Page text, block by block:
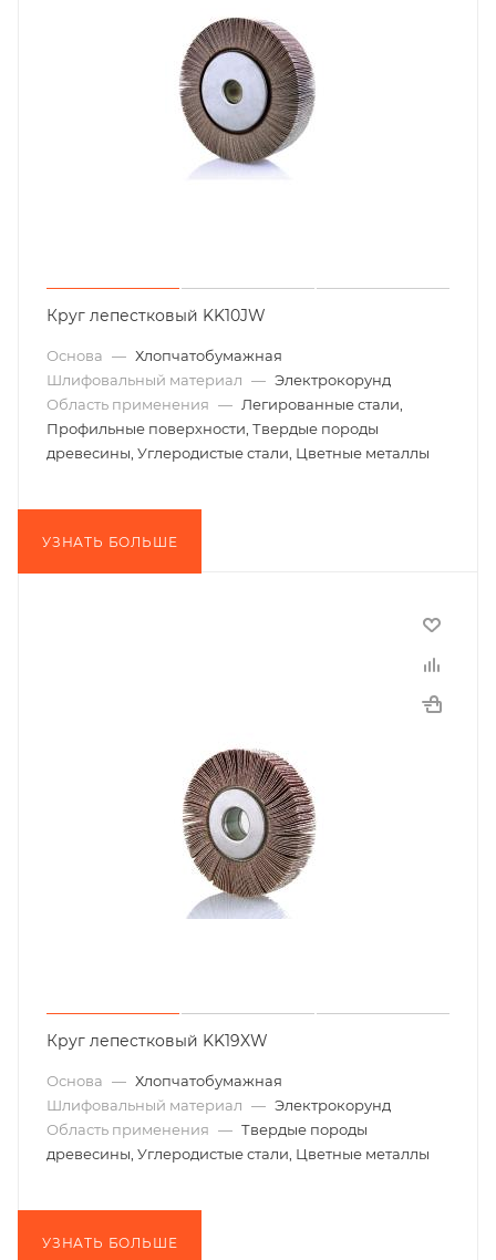
Круг лепестковый KK10JW
Основа — Хлопчатобумажная
Шлифовальный материал — Электрокорунд
Область применения — Легированные стали,
Профильные поверхности, Твердые породы
древесины, Углеродистые стали, Цветные металлы
УЗНАТЬ БОЛЬШЕ
Круг лепестковый KK19XW
Основа — Хлопчатобумажная
Шлифовальный материал — Электрокорунд
Область применения — Твердые породы
древесины, Углеродистые стали, Цветные металлы
УЗНАТЬ БОЛЬШЕ